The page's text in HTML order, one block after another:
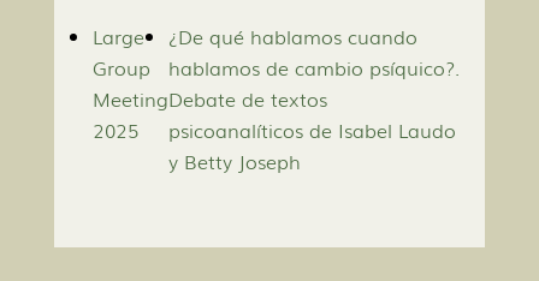
Large
Group
Meeting
2025
¿De qué hablamos cuando
hablamos de cambio psíquico?.
Debate de textos
psicoanalíticos de Isabel Laudo
y Betty Joseph